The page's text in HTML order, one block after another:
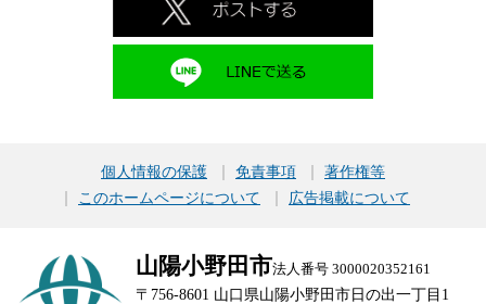
個人情報の保護 免責事項
著作権等
このホームページについて
広告掲載について
山陽小野田市法人番号 3000020352161
〒756-8601 山口県山陽小野田市日の出一丁目1